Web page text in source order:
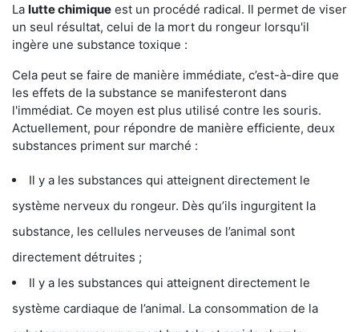
La lutte chimique est un procédé radical. Il permet de viser
un seul résultat, celui de la mort du rongeur lorsqu'il
ingère une substance toxique :
Cela peut se faire de manière immédiate, c’est-à-dire que
les effets de la substance se manifesteront dans
l'immédiat. Ce moyen est plus utilisé contre les souris.
Actuellement, pour répondre de manière efficiente, deux
substances priment sur marché :
Il y a les substances qui atteignent directement le
système nerveux du rongeur. Dès qu’ils ingurgitent la
substance, les cellules nerveuses de l’animal sont
directement détruites ;
Il y a les substances qui atteignent directement le
système cardiaque de l’animal. La consommation de la